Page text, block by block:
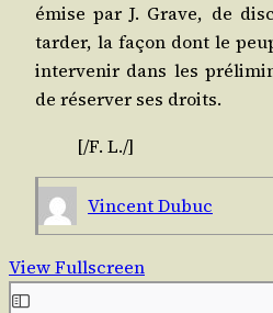
émise par J. Grave, de
tar­der, la façon dont le
inter­ve­nir dans les
de réser­ver ses droits.
[/​F. L./]
Vincent Dubuc
View Fullscreen